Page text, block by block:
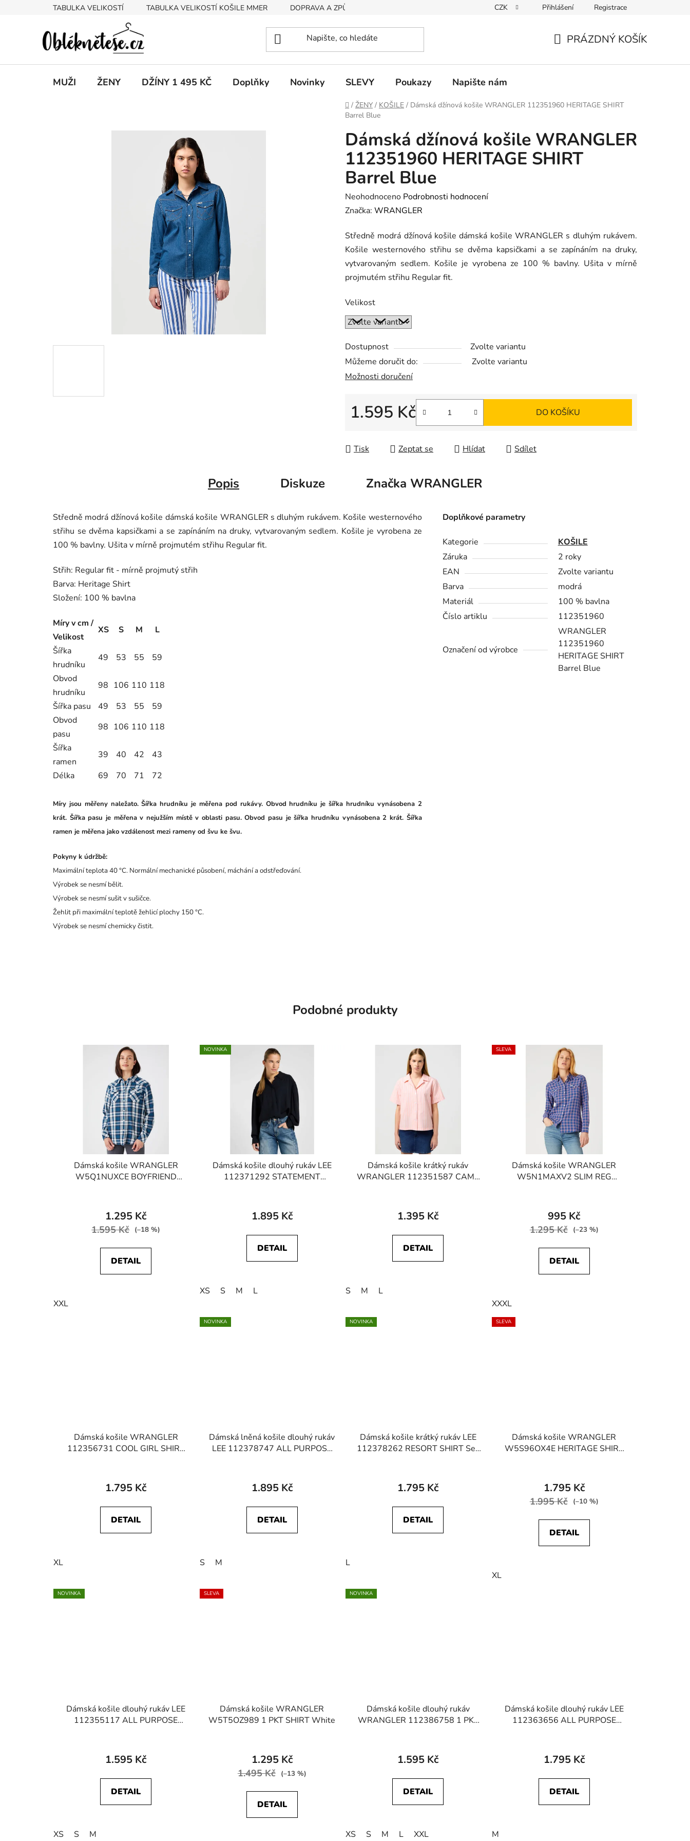
TABULKA VELIKOSTÍ TABULKA VELIKOSTÍ KOŠILE MMER DOPRAVA A ZPŮSOB PLATBY 30 DNÍ NA ROZMYŠLENOU VRÁCENÍ ZBOŽÍ
CZK Přihlášení Registrace
PRÁZDNÝ KOŠÍK
MUŽI ŽENY DŽÍNY 1 495 KČ Doplňky Novinky SLEVY Poukazy Napište nám
Domů
/ ŽENY / KOŠILE / Dámská džínová košile WRANGLER 112351960 HERITAGE SHIRT
Barrel Blue
Dámská džínová košile WRANGLER
112351960 HERITAGE SHIRT
Barrel Blue
Průměrné
hodnocení
je
0,0
z
5
Neohodnoceno Podrobnosti hodnocení
Značka: WRANGLER
Středně modrá džínová košile dámská košile WRANGLER s dluhým rukávem.
Košile westernového střihu se dvěma kapsičkami a se zapínáním na druky,
vytvarovaným sedlem. Košile je vyrobena ze 100 % bavlny. Ušita v mírně
projmutém střihu Regular fit.
Velikost
Dostupnost
Zvolte variantu
Můžeme doručit do:
Zvolte variantu
Možnosti doručení
1.595 Kč DO KOŠÍKU
Tisk Zeptat se Hlídat Sdílet
Popis Diskuze Značka WRANGLER
Středně modrá džínová košile dámská košile WRANGLER s dluhým rukávem. Košile westernového
střihu se dvěma kapsičkami a se zapínáním na druky, vytvarovaným sedlem. Košile je vyrobena ze
100 % bavlny. Ušita v mírně projmutém střihu Regular fit.
Střih: Regular fit - mírně projmutý střih
Barva: Heritage Shirt
Složení: 100 % bavlna
Míry v cm /
Velikost
XS S M
L
Šířka
hrudníku
49 53 55
59
Obvod
hrudníku
98 106 110 118
Šířka pasu
49 53 55
59
Obvod
pasu
98 106 110 118
Šířka
ramen
39 40 42
43
Délka
69 70 71 72
Míry jsou měřeny naležato. Šířka hrudníku je měřena pod rukávy. Obvod hrudníku je šířka hrudníku vynásobena 2
krát. Šířka pasu je měřena v nejužším místě v oblasti pasu. Obvod pasu je šířka hrudníku vynásobena 2 krát. Šířka
ramen je měřena jako vzdálenost mezi rameny od švu ke švu.
Pokyny k údržbě:
Maximální teplota 40 °C. Normální mechanické působení, máchání a odstřeďování.
Výrobek se nesmí bělit.
Výrobek se nesmí sušit v sušičce.
Žehlit při maximální teplotě žehlicí plochy 150 °C.
Výrobek se nesmí chemicky čistit.
Doplňkové parametry
Kategorie
KOŠILE
Záruka
2 roky
EAN
Zvolte variantu
Barva
modrá
Materiál
100 % bavlna
Číslo artiklu
112351960
Označení od výrobce
WRANGLER
112351960
HERITAGE SHIRT
Barrel Blue
Podobné produkty
Dámská košile WRANGLER
W5Q1NUXCE BOYFRIEND
1.295 Kč
1.595 Kč (–18 %)
DETAIL
XXL
NOVINKA
Dámská košile dlouhý rukáv LEE
112371292 STATEMENT
1.895 Kč
DETAIL
XS S M L
Dámská košile krátký rukáv
WRANGLER 112351587 CAMP
1.395 Kč
DETAIL
S M L
SLEVA
Dámská košile WRANGLER
W5N1MAXV2 SLIM REG
995 Kč
1.295 Kč (–23 %)
DETAIL
XXXL
Dámská košile WRANGLER
112356731 COOL GIRL SHIRT
1.795 Kč
DETAIL
XL
NOVINKA
Dámská lněná košile dlouhý rukáv
LEE 112378747 ALL PURPOSE
1.895 Kč
DETAIL
S M
NOVINKA
Dámská košile krátký rukáv LEE
112378262 RESORT SHIRT Sea
1.795 Kč
DETAIL
L
SLEVA
Dámská košile WRANGLER
W5S96OX4E HERITAGE SHIRT
1.795 Kč
1.995 Kč (–10 %)
DETAIL
XL
NOVINKA
Dámská košile dlouhý rukáv LEE
112355117 ALL PURPOSE
1.595 Kč
DETAIL
XS S M
SLEVA
Dámská košile WRANGLER
W5T5OZ989 1 PKT SHIRT White
1.295 Kč
1.495 Kč (–13 %)
DETAIL
NOVINKA
Dámská košile dlouhý rukáv
WRANGLER 112386758 1 PKT
1.595 Kč
DETAIL
XS S M L XXL
Dámská košile dlouhý rukáv LEE
112363656 ALL PURPOSE
1.795 Kč
DETAIL
M